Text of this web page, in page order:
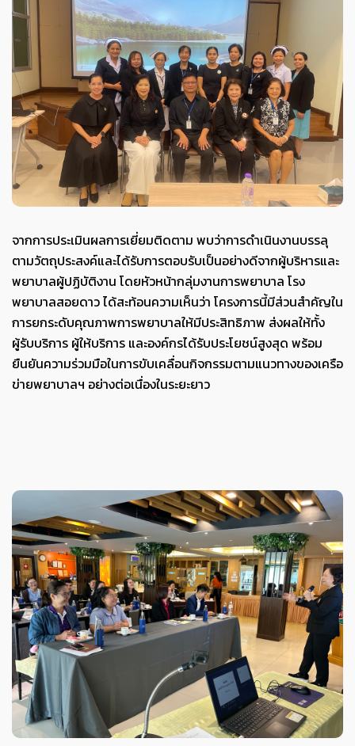
จากการประเมินผลการเยี่ยมติดตาม พบว่าการดำเนินงานบรรลุ
ตามวัตถุประสงค์และได้รับการตอบรับเป็นอย่างดีจากผู้บริหารและ
พยาบาลผู้ปฏิบัติงาน โดยหัวหน้ากลุ่มงานการพยาบาล โรง
พยาบาลสอยดาว ได้สะท้อนความเห็นว่า โครงการนี้มีส่วนสำคัญใน
การยกระดับคุณภาพการพยาบาลให้มีประสิทธิภาพ ส่งผลให้ทั้ง
ผู้รับบริการ ผู้ให้บริการ และองค์กรได้รับประโยชน์สูงสุด พร้อม
ยืนยันความร่วมมือในการขับเคลื่อนกิจกรรมตามแนวทางของเครือ
ข่ายพยาบาลฯ อย่างต่อเนื่องในระยะยาว